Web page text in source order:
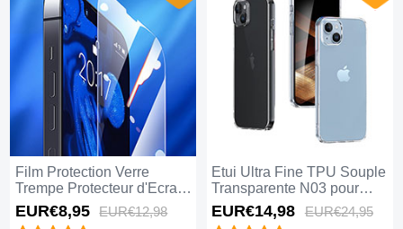
Film Protection Verre
Trempe Protecteur d'Ecran
pour Apple iPhone 15 Plus
Clair
EUR€8,95 EUR€12,98
Etui Ultra Fine TPU Souple
Transparente N03 pour
Apple iPhone 15 Plus Clair
EUR€14,98 EUR€24,95